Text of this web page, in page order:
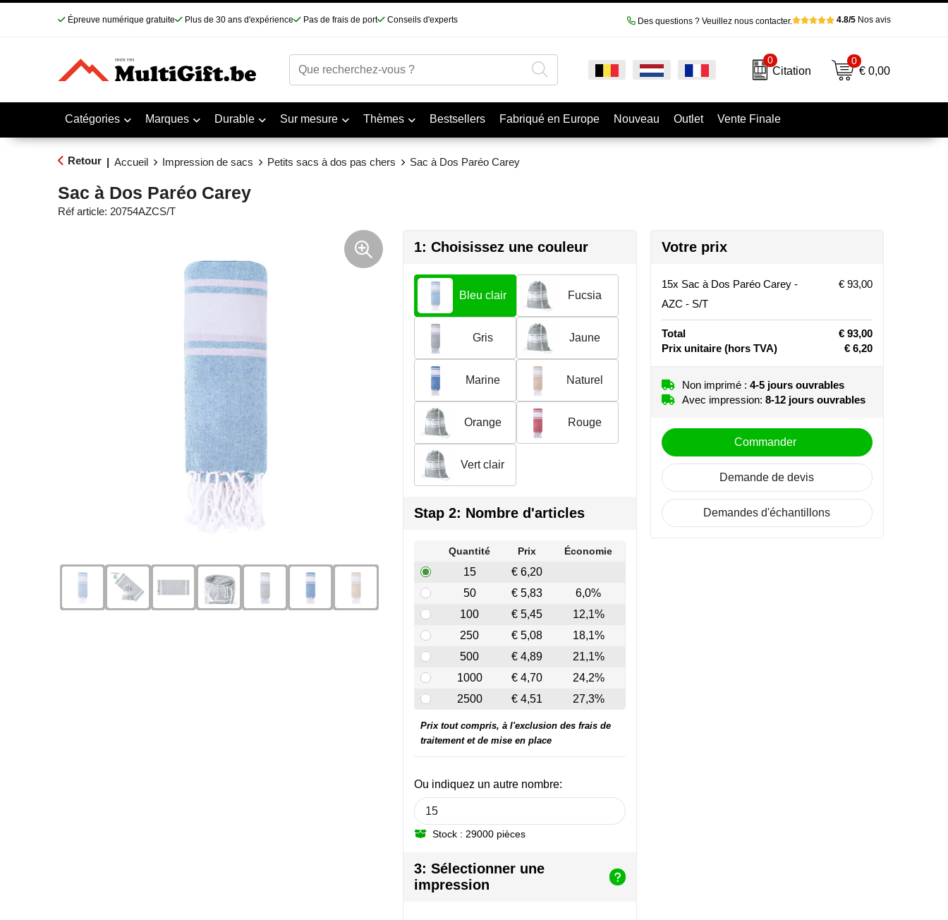
Épreuve numérique gratuite Plus de 30 ans d'expérience Pas de frais de port Conseils d'experts Des questions ? Veuillez nous contacter. 4.8/5Nos avis
0
Citation
0
€ 0,00
Catégories Marques Durable Sur mesure Thèmes Bestsellers Fabriqué en Europe Nouveau Outlet Vente Finale
Retour | Accueil Impression de sacs Petits sacs à dos pas chers Sac à Dos Paréo Carey
Sac à Dos Paréo Carey
Réf article: 20754AZCS/T
1: Choisissez une couleur
Bleu clair Fucsia
Gris Jaune
Marine Naturel
Orange Rouge
Vert clair
Stap 2: Nombre d'articles
Quantité Prix Économie
15
€ 6,20
50
€ 5,83
6,0%
100
€ 5,45
12,1%
250
€ 5,08
18,1%
500
€ 4,89
21,1%
1000
€ 4,70
24,2%
2500
€ 4,51 27,3%
Ou indiquez un autre nombre:
Stock : 29000 pièces
Prix tout compris, à l'exclusion des frais de
traitement et de mise en place
3: Sélectionner une
impression
Votre prix
15x Sac à Dos Paréo Carey -
AZC - S/T
€ 93,00
Total
€ 93,00
Prix unitaire(hors TVA) € 6,20
Non imprimé : 4-5 jours ouvrables
Avec impression: 8-12 jours ouvrables
Commander
Demande de devis
Demandes d'échantillons